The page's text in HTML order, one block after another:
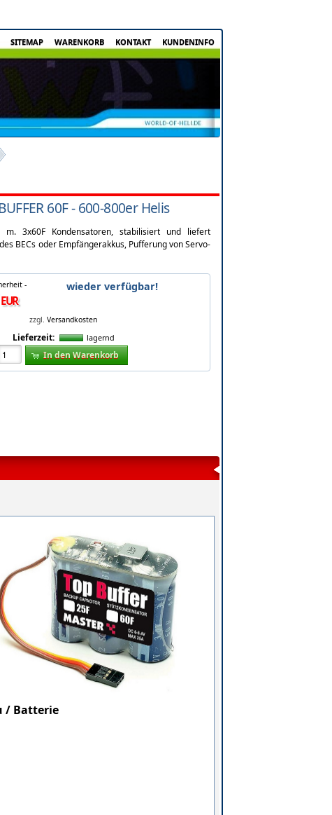
SITEMAP WARENKORB KONTAKT KUNDENINFO
60F - 600-800er Helis
m. 3x60F Kondensatoren, stabilisiert und liefert
BECs oder Empfängerakkus, Pufferung von Servo-
-
EUR
wieder verfügbar!
zzgl. Versandkosten
Lieferzeit: lagernd
In den Warenkorb
/ Batterie